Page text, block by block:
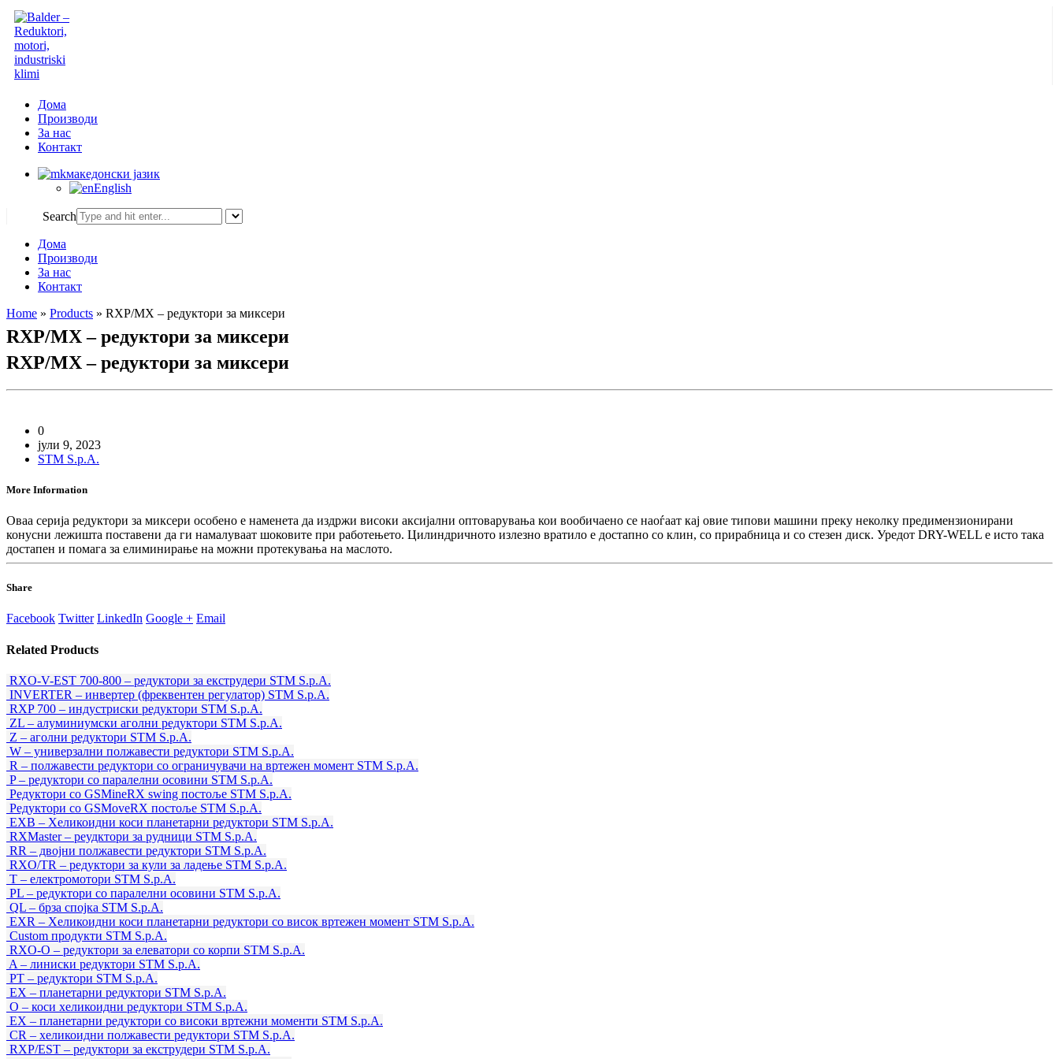
Дома
Производи
За нас
Контакт
македонски јазик
English
Search
Дома
Производи
За нас
Контакт
Home » Products » RXP/MX – редуктори за миксери
RXP/MX – редуктори за миксери
RXP/MX – редуктори за миксери
0
јули 9, 2023
STM S.p.A.
More Information
Оваа серија редуктори за миксери особено е наменета да издржи високи аксијални оптоварувања кои вообичаено се наоѓаат кај овие типови машини преку неколку предимензионирани
конусни лежишта поставени да ги намалуваат шоковите при работењето. Цилиндричното излезно вратило е достапно со клин, со прирабница и со стезен диск. Уредот DRY-WELL е исто така
достапен и помага за елиминирање на можни протекувања на маслото.
Share
Facebook Twitter LinkedIn Google + Email
Related Products
RXO-V-EST 700-800 – редуктори за екструдери STM S.p.A.
INVERTER – инвертер (фреквентен регулатор) STM S.p.A.
RXP 700 – индустриски редуктори STM S.p.A.
ZL – алуминиумски аголни редуктори STM S.p.A.
Z – аголни редуктори STM S.p.A.
W – универзални полжавести редуктори STM S.p.A.
R – полжавести редуктори со ограничувачи на вртежен момент STM S.p.A.
P – редуктори со паралелни осовини STM S.p.A.
Редуктори со GSMineRX swing постоље STM S.p.A.
Редуктори со GSMoveRX постоље STM S.p.A.
EXB – Хеликоидни коси планетарни редуктори STM S.p.A.
RXMaster – реудктори за рудници STM S.p.A.
RR – двојни полжавести редуктори STM S.p.A.
RXO/TR – редуктори за кули за ладење STM S.p.A.
T – електромотори STM S.p.A.
PL – редуктори со паралелни осовини STM S.p.A.
QL – брза спојка STM S.p.A.
EXR – Хеликоидни коси планетарни редуктори со висок вртежен момент STM S.p.A.
Custom продукти STM S.p.A.
RXO-O – редуктори за елеватори со корпи STM S.p.A.
A – линиски редуктори STM S.p.A.
PT – редуктори STM S.p.A.
EX – планетарни редуктори STM S.p.A.
O – коси хеликоидни редуктори STM S.p.A.
EX – планетарни редуктори со високи вртежни моменти STM S.p.A.
CR – хеликоидни полжавести редуктори STM S.p.A.
RXP/EST – редуктори за екструдери STM S.p.A.